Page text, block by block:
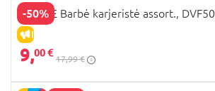
-50%
IŠPARDAVIMAS
BARBIE Barbė karjeristė assort., DVF50
9,00 €
17,99 €